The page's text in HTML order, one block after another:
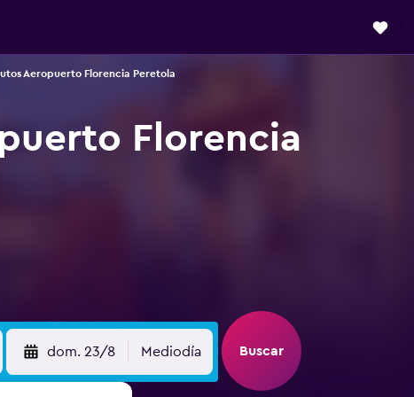
Aeropuerto Florencia Peretola
Florencia
dom. 23/8 Mediodía Buscar